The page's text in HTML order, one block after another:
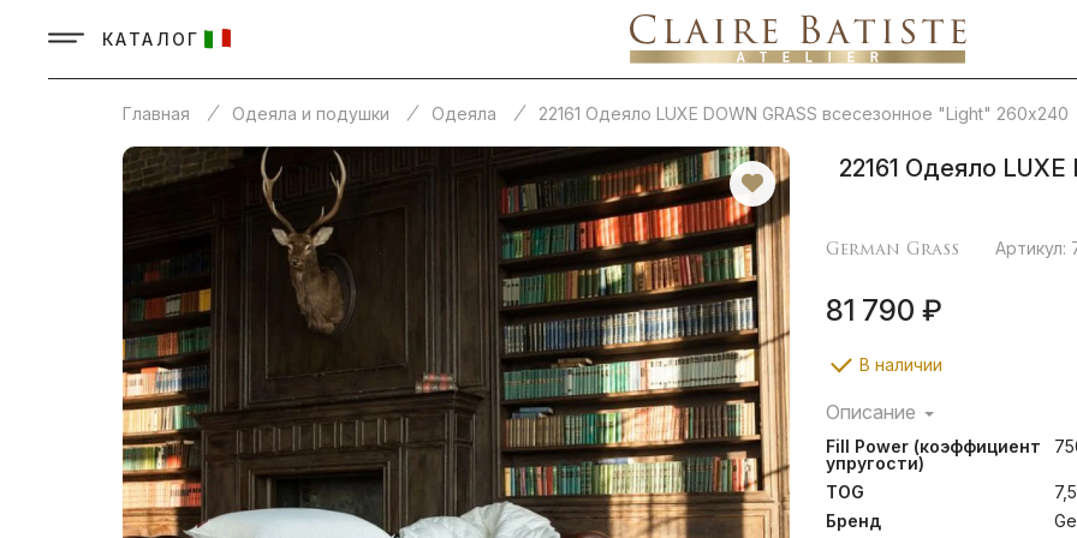
КАТАЛОГ
Главная Одеяла и подушки Одеяла 22161 Одеяло LUXE DOWN GRASS всесезонное "Light" 260х240
22161 Одеяло
German Grass Артикул:
81 790 ₽
В наличии
Описание
Благородный блеск
превосходным
принадлежности в
отборный гусиный
коэффициентом
Fill Power (коэффициент
упругости)
TOG
7,5
Бренд